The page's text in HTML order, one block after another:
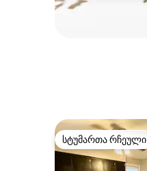
სტუმართა რჩეული
სტუმართა რჩეული